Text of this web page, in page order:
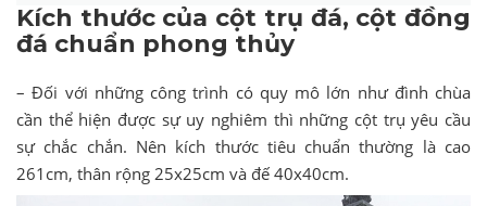
Kích thước của cột trụ đá, cột đồng
đá chuẩn phong thủy
– Đối với những công trình có quy mô lớn như đình chùa
cần thể hiện được sự uy nghiêm thì những cột trụ yêu cầu
sự chắc chắn. Nên kích thước tiêu chuẩn thường là cao
261cm, thân rộng 25x25cm và đế 40x40cm.